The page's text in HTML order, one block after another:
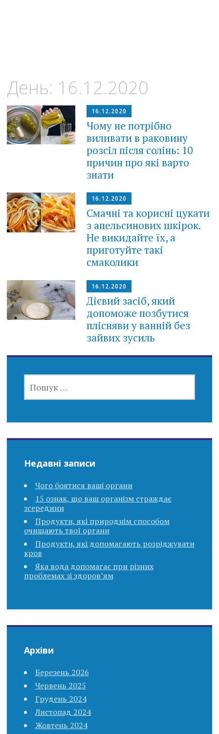
День: 16.12.2020
16.12.2020
Чому не потрібно
виливати в раковину
розсіл після солінь: 10
причин про які варто
знати
16.12.2020
Смачні та корисні цукати
з апельсинових шкірок.
Не викидайте їх, а
приготуйте такі
смаколики
16.12.2020
Дієвий засіб, який
допоможе позбутися
плісняви у ванній без
зайвих зусиль
Недавні записи
Чого боятися ваші органи
15 ознак, що ваш організм страждає
зсередини
Продукти, які природнім способом
очищають твої органи
Продукти, які допомагають розріджувати
кров
Яка вода допомагає при різних
проблемах зі здоров’ям
Архіви
Березень 2026
Червень 2025
Грудень 2024
Листопад 2024
Жовтень 2024